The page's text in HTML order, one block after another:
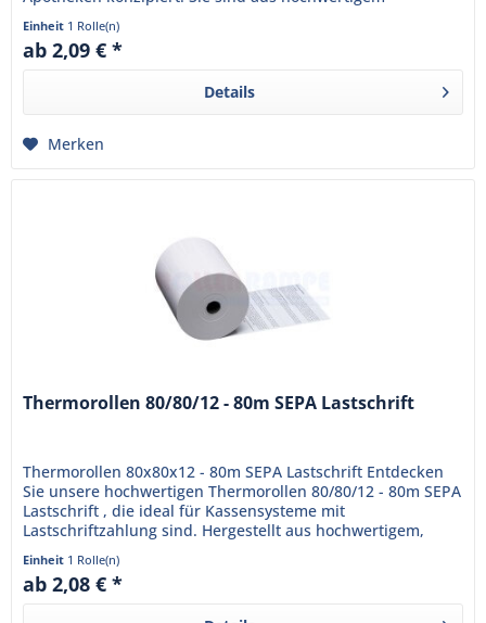
Thermopapier gefertigt und...
Einheit 1 Rolle(n)
ab 2,09 € *
Details
Merken
Thermorollen 80/80/12 - 80m SEPA Lastschrift
Thermorollen 80x80x12 - 80m SEPA Lastschrift Entdecken
Sie unsere hochwertigen Thermorollen 80/80/12 - 80m SEPA
Lastschrift , die ideal für Kassensysteme mit
Lastschriftzahlung sind. Hergestellt aus hochwertigem,
Einheit 1 Rolle(n)
ab 2,08 € *